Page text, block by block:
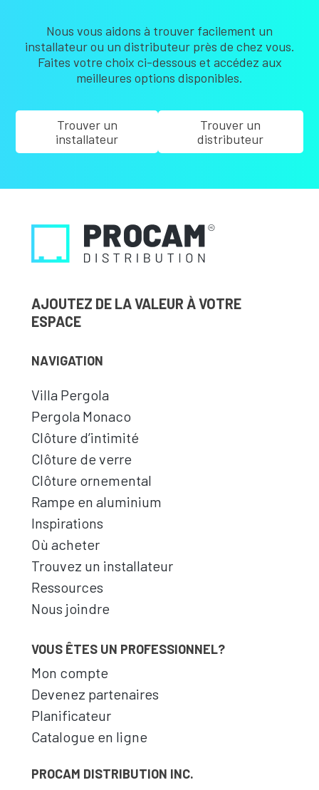
Nous vous aidons à trouver facilement un
installateur ou un distributeur près de chez vous.
Faites votre choix ci-dessous et accédez aux
meilleures options disponibles.
Trouver un
installateur
Trouver un
distributeur
AJOUTEZ DE LA VALEUR À VOTRE
ESPACE
NAVIGATION
Villa Pergola
Pergola Monaco
Clôture d’intimité
Clôture de verre
Clôture ornemental
Rampe en aluminium
Inspirations
Où acheter
Trouvez un installateur
Ressources
Nous joindre
VOUS ÊTES UN PROFESSIONNEL?
Mon compte
Devenez partenaires
Planificateur
Catalogue en ligne
PROCAM DISTRIBUTION INC.